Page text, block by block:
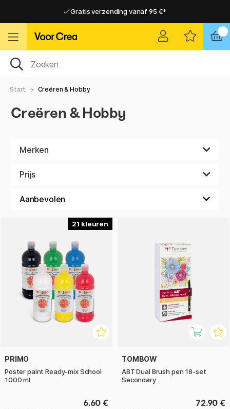
Gratis verzending vanaf 95 €*
Gratis verzending vanaf 95 €*
Start Creëren & Hobby
Creëren & Hobby
Merken
Prijs
21
PRIMO
Poster paint Ready-mix School
1000 ml
6.60 €
TOMBOW
ABT Dual Brush pen 18-set
Secondary
72.90 €